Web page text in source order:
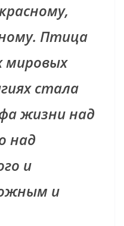
Птица
мировых
стала
жизни над
над
и
и